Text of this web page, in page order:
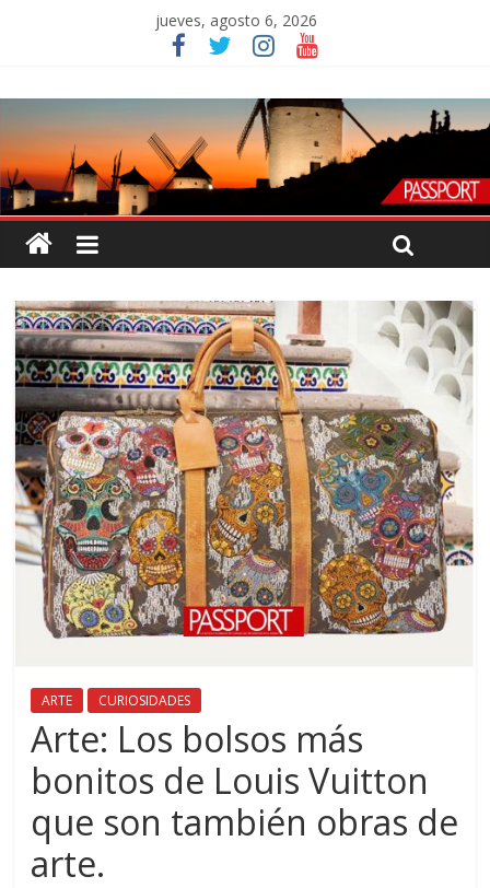
jueves, agosto 6, 2026
ARTE CURIOSIDADES
Arte: Los bolsos más
bonitos de Louis Vuitton
que son también obras de
arte.